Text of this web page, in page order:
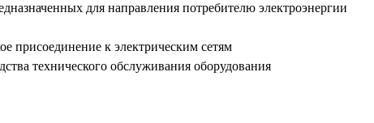
для направления потребителю электроэнергии
присоединение к электрическим сетям
технического обслуживания оборудования